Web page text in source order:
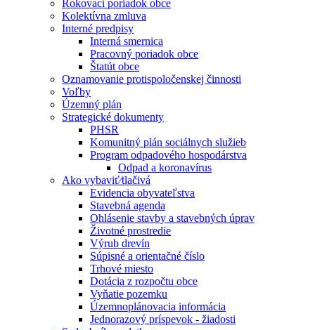
Rokovací poriadok obce
Kolektívna zmluva
Interné predpisy
Interná smernica
Pracovný poriadok obce
Štatút obce
Oznamovanie protispoločenskej činnosti
Voľby
Územný plán
Strategické dokumenty
PHSR
Komunitný plán sociálnych služieb
Program odpadového hospodárstva
Odpad a koronavírus
Ako vybaviť⁄tlačivá
Evidencia obyvateľstva
Stavebná agenda
Ohlásenie stavby a stavebných úprav
Životné prostredie
Výrub drevín
Súpisné a orientačné číslo
Trhové miesto
Dotácia z rozpočtu obce
Vyňatie pozemku
Územnoplánovacia informácia
Jednorazový príspevok - žiadosti